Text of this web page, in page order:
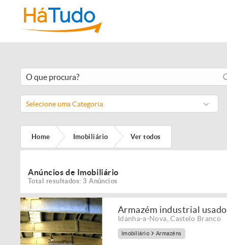
Selecione uma Categoria
Home Imobiliário Ver todos
Anúncios de Imobiliário
Total resultados: 3 Anúncios
Armazém industrial
Idanha-a-Nova ,Castelo Branco
Imobiliário Armazéns